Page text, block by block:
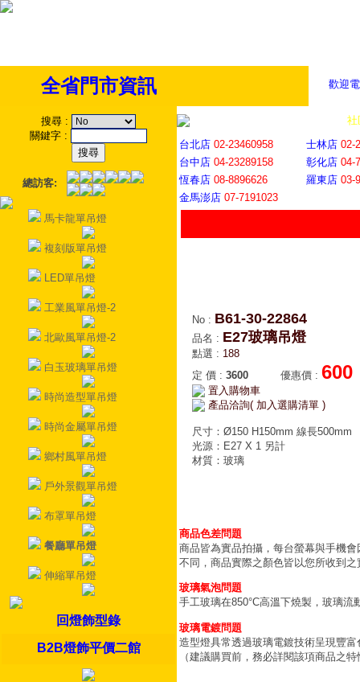
歡迎
全省門市資訊
搜尋 :
關鍵字 :
總訪客:
馬卡龍單吊燈
複刻版單吊燈
LED單吊燈
工業風單吊燈-2
北歐風單吊燈-2
白玉玻璃單吊燈
時尚造型單吊燈
時尚金屬單吊燈
鄉村風單吊燈
戶外景觀單吊燈
布罩單吊燈
餐廳單吊燈
伸縮單吊燈
回燈飾型錄
B2B燈飾平價二館
社
台北店 02-23460958 士林店 02-
台中店 04-23289158 彰化店 04-
恆春店 08-8896626 羅東店 03-
金馬澎店 07-7191023
No : B61-30-22864
品名 : E27玻璃吊燈
點選 : 188
定 價 : 3600 優惠價 : 600
置入購物車
產品洽詢( 加入選購清單 )
尺寸：Ø150 H150mm 線長500mm
光源：E27 X 1 另計
材質：玻璃
商品色差問題
商品皆為實品拍攝，每台螢幕與手機
不同，商品實際之顏色皆以您所收到之
玻璃氣泡問題
手工玻璃在850°C高溫下燒製，玻璃
玻璃電鍍問題
造型燈具常透過玻璃電鍍技術呈現豐
（建議購買前，務必詳閱該項商品之